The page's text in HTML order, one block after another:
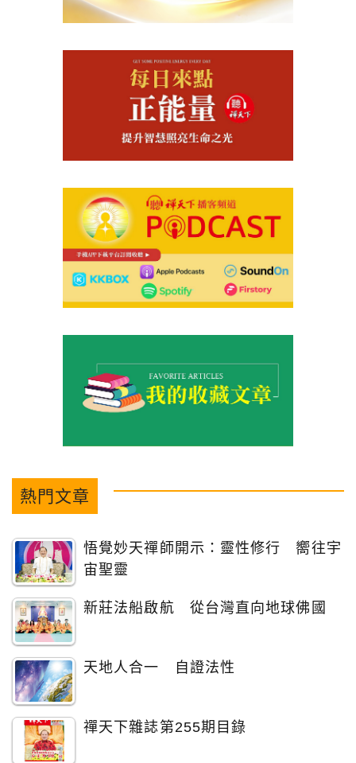
熱門文章
悟覺妙天禪師開示：靈性修行 嚮往宇
宙聖靈
新莊法船啟航 從台灣直向地球佛國
天地人合一 自證法性
禪天下雜誌第255期目錄